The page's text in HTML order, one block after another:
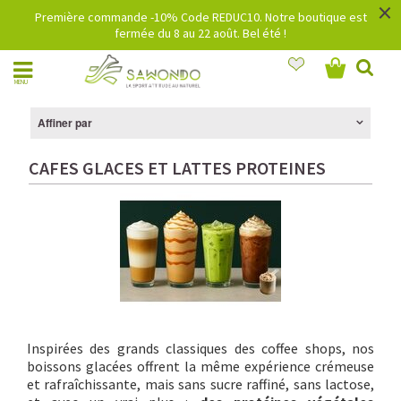
Première commande -10% Code REDUC10. Notre boutique est
fermée du 8 au 22 août. Bel été !
×
MENU
Affiner par
CAFES GLACES ET LATTES PROTEINES
Inspirées des grands classiques des coffee shops, nos
boissons glacées offrent la même expérience crémeuse
et rafraîchissante, mais sans sucre raffiné, sans lactose,